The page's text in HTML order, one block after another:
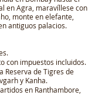
en Agra, maravíllese con
monte en elefante,
antiguos palacios.
con impuestos incluidos.
Reserva de Tigres de
y Kanha.
en Ranthambore,